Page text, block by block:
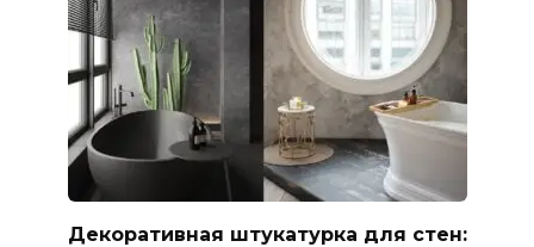
Декоративная штукатурка для стен: